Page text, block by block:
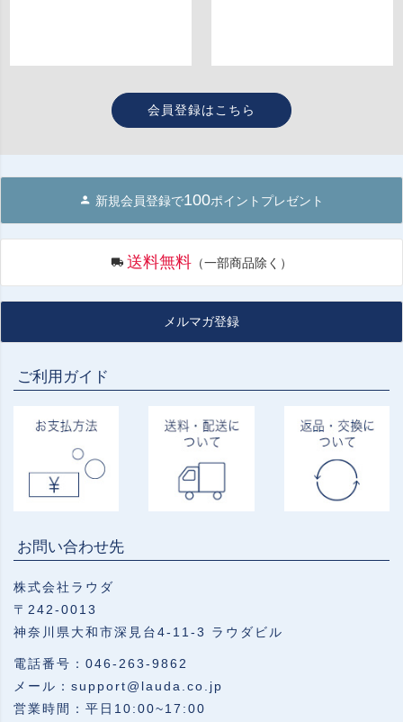
会員登録はこちら
新規会員登録で100ポイントプレゼント
送料無料 （一部商品除く）
メルマガ登録
ご利用ガイド
お問い合わせ先
株式会社ラウダ
〒242-0013
神奈川県大和市深見台4-11-3 ラウダビル
電話番号：046-263-9862
メール：support@lauda.co.jp
営業時間：平日10:00~17:00